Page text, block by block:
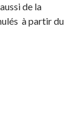
de la
à partir du